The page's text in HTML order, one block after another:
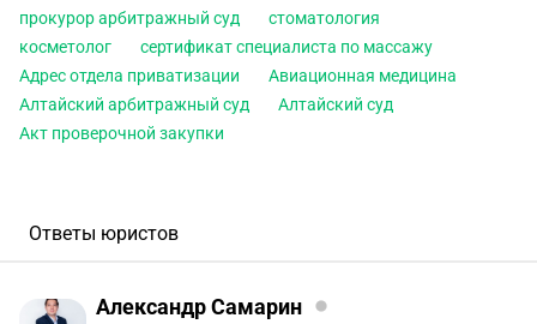
прокурор арбитражный суд
стоматология
косметолог
сертификат специалиста по массажу
Адрес отдела приватизации
Авиационная медицина
Алтайский арбитражный суд
Алтайский суд
Акт проверочной закупки
Ответы юристов
Александр Самарин